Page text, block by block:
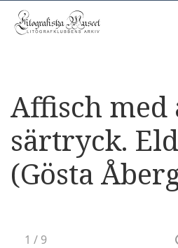
Affisch med
särtryck.
(Gösta
1 / 9